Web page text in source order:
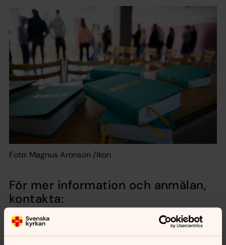
Foto: Magnus Aronson /Ikon
För mer information och anmälan,
kontakta: